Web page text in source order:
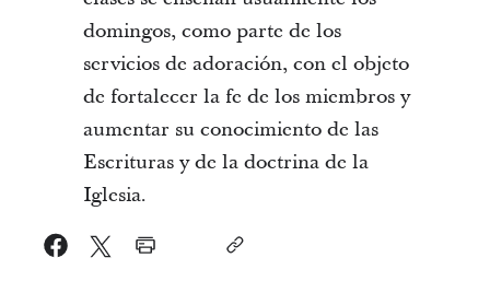
domingos, como parte de los
servicios de adoración, con el objeto
de fortalecer la fe de los miembros y
aumentar su conocimiento de las
Escrituras y de la doctrina de la
Iglesia.